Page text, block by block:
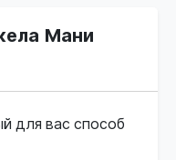
Мани
для вас способ